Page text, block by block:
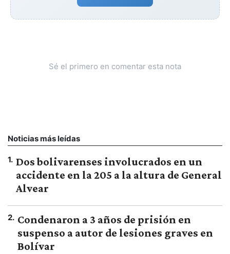
Sé el primero en comentar esta nota
Noticias más leídas
1. Dos bolivarenses involucrados en un
accidente en la 205 a la altura de General
Alvear
2. Condenaron a 3 años de prisión en
suspenso a autor de lesiones graves en
Bolívar